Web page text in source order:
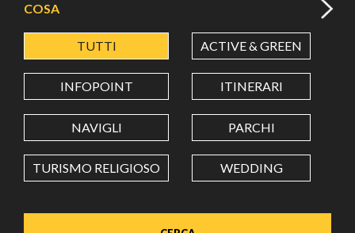
LATITUDINE
LONGITUDINE
Value in decimal degrees. Use dot (.) as decimal separator.
COSA
TUTTI ACTIVE & GREEN
INFOPOINT ITINERARI
NAVIGLI PARCHI
TURISMO RELIGIOSO WEDDING